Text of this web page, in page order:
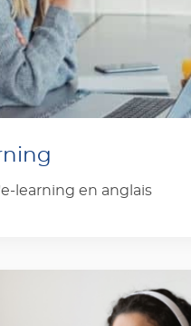
learning en anglais